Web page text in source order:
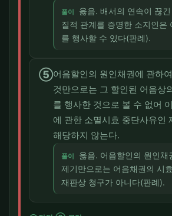
풀이
옳음. 배서의 연속이 끊
질적 관계를 증명한 소지인은
를 행사할 수 있다(판례).
⑤어음할인의 원인채권에 관하
것만으로는 그 할인된 어음상
를 행사한 것으로 볼 수 없어
에 관한 소멸시효 중단사유인
해당하지 않는다.
풀이
옳음. 어음할인의 원인채
제기만으로는 어음채권의 시
재판상 청구가 아니다(판례).